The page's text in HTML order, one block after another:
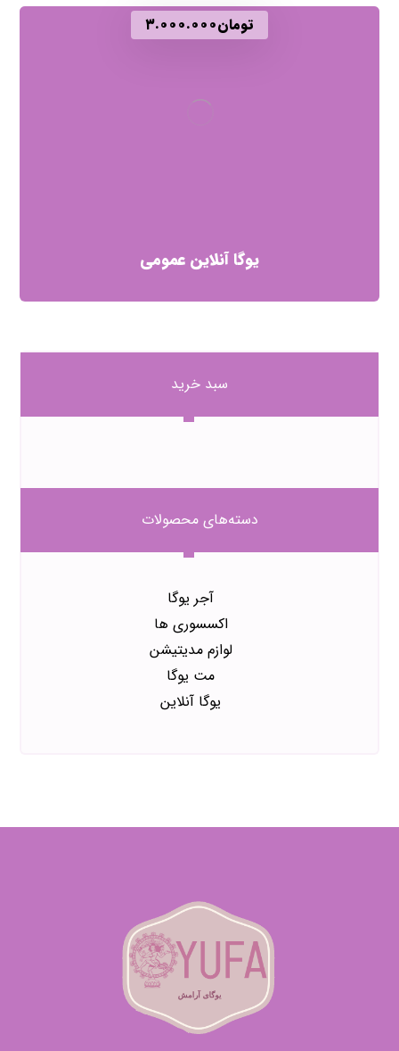
یوگا آنلاین عمومی
تومان۳.۰۰۰.۰۰۰
سبد خرید
دسته‌های محصولات
آجر یوگا
اکسسوری ها
لوازم مدیتیشن
مت یوگا
یوگا آنلاین